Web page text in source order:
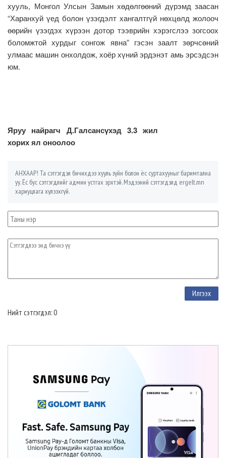
хууль, Монгол Улсын Замын хөдөлгөөний дүрэмд заасан
“Харанхуй үед болон үзэгдэлт хангалтгүй нөхцөлд жолооч
өөрийн үзэгдэх хүрээн дотор тээврийн хэрэгслээ зогсоох
боломжтой хурдыг сонгож явна” гэсэн заалт зөрчсөний
улмаас машин онхолдож, хоёр хүний эрдэнэт амь эрсэдсэн
юм.
Яруу найрагч Д.Галсансүхэд 3.3 жил
хорих ял оноолоо
АНХААР! Та сэтгэгдэл бичихдээ хууль зүйн болон ёс суртахууныг баримтална
уу. Ёс бус сэтгэгдлийг админ устгах эрхтэй. Мэдээний сэтгэгдэлд ergelt.mn
хариуцлага хүлээхгүй.
Нийт сэтгэгдэл: 0